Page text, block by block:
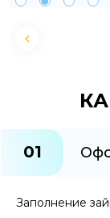
01
Заполнение